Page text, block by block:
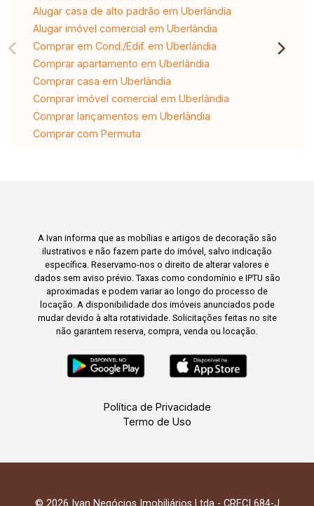
Alugar casa de alto padrão em Uberlândia
Alugar imóvel comercial em Uberlândia
Comprar em Cond./Edif. em Uberlândia
Comprar apartamento em Uberlândia
Comprar casa em Uberlândia
Comprar imóvel comercial em Uberlândia
Comprar lançamentos em Uberlândia
Comprar com Permuta
A Ivan informa que as mobílias e artigos de decoração são
ilustrativos e não fazem parte do imóvel, salvo indicação
específica. Reservamo-nos o direito de alterar valores e
dados sem aviso prévio. Taxas como condomínio e IPTU são
aproximadas e podem variar ao longo do processo de
locação. A disponibilidade dos imóveis anunciados pode
mudar devido à alta rotatividade. Solicitações feitas no site
não garantem reserva, compra, venda ou locação.
Política de Privacidade
Termo de Uso
© 2026 Ivan Negócios Imobiliários Ltda - CRECI 684-J